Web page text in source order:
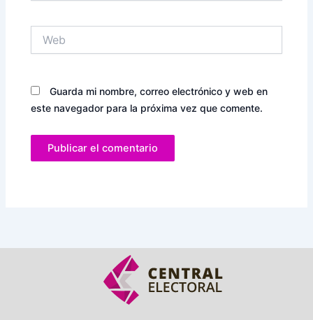
Guarda mi nombre, correo electrónico y web en
este navegador para la próxima vez que comente.